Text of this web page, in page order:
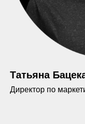
Татьяна
Директор по